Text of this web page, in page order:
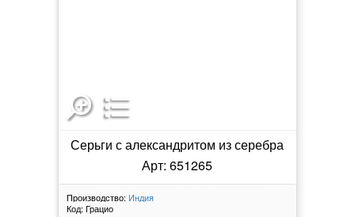
Серьги с александритом из серебра
Арт: 651265
Производство: Индия
Код: Грацио